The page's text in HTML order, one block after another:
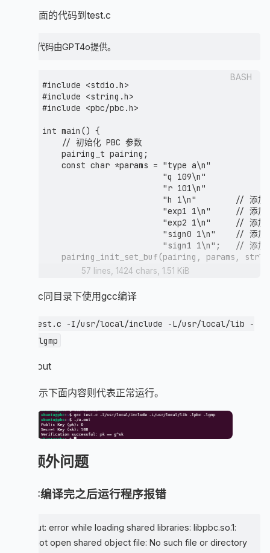
写入下面的代码到test.c
测试代码由GPT4o提供。
BASH
#include <stdio.h>
#include <string.h>
#include <pbc/pbc.h>
int main() {
    // 初始化 PBC 参数
    pairing_t pairing;
    const char *params = "type a\n"
                         "q 109\n"
                         "r 101\n"
"h 1\n"        // 添加
"exp1 1\n"     // 添加
"exp2 1\n"     // 添加
"sign0 1\n"    // 添加
"sign1 1\n";   // 添加
pairing_init_set_buf(pairing, params,
    element_t g, sk, pk;
    element_init_G1(g, pairing);
    element_init_G1(pk, pairing);
    // 生成生成元 g
    // 随机选择私钥 sk
    // 计算公钥 pk = g^sk
    // 打印公钥和私钥
    printf("Public Key (pk): ");
    element_printf("%B\n", pk);
    printf("Secret Key (sk): ");
    // 验证：pk 应该等于 g^sk
    element_pow_zn(pk_verify, g, sk);
57 lines, 1424 chars, 1.51 KiB
在test.c同目录下使用gcc编译
gcc test.c -I/usr/local/include -L/usr/local/lib -
lpbc -lgmp
运行a.out
如果显示下面内容则代表正常运行。
5.额外问题
问题1:编译完之后运行程序报错
./a.out: error while loading shared libraries: libpbc.so.1:
cannot open shared object file: No such file or directory